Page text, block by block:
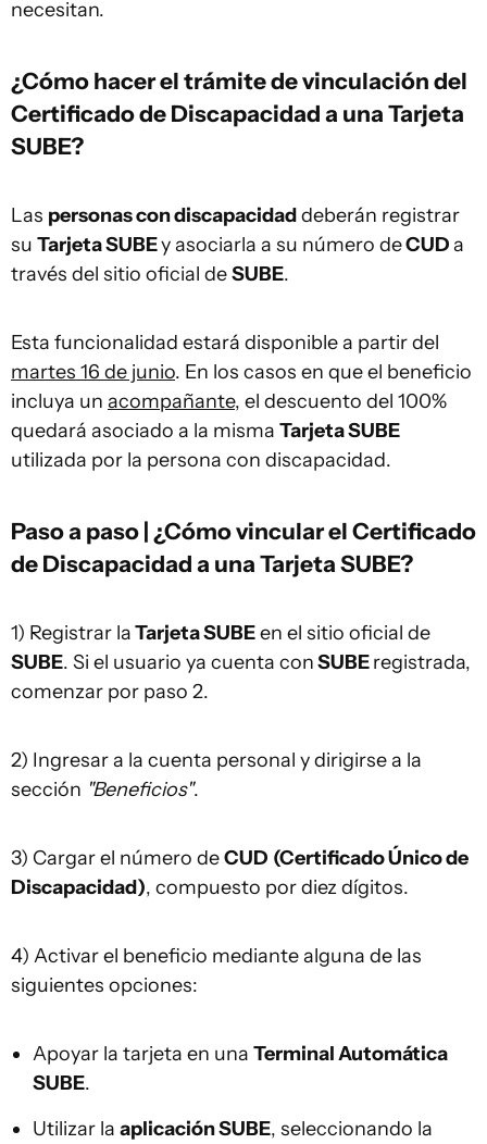
necesitan.
¿Cómo hacer el trámite de vinculación del
Certificado de Discapacidad a una Tarjeta
SUBE?
Las personas con discapacidaddeberán registrar
su Tarjeta SUBEy asociarla a su número deCUDa
través del sitio oficial deSUBE.
Esta funcionalidad estará disponible a partir del
martes 16 de junio. En los casos en que el beneficio
incluya un acompañante, el descuento del 100%
quedará asociado a la misma Tarjeta SUBE
utilizada por la persona con discapacidad.
Paso a paso | ¿Cómo vincular el Certificado
de Discapacidad a una Tarjeta SUBE?
1) Registrar laTarjeta SUBEen el sitio oficial de
SUBE. Si el usuario ya cuenta conSUBEregistrada,
comenzar por paso 2.
2) Ingresar a la cuenta personal y dirigirse a la
sección "Beneficios".
3) Cargar el número deCUD (Certificado Único de
Discapacidad), compuesto por diez dígitos.
4) Activar el beneficio mediante alguna de las
siguientes opciones:
Apoyar la tarjeta en una Terminal Automática
SUBE.
Utilizar la aplicación SUBE, seleccionando la